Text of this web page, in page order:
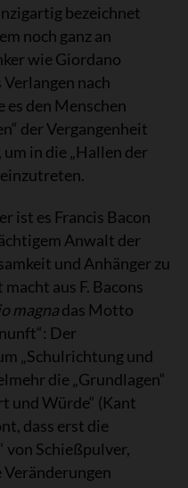
bezeichnet
noch ganz an
wie Giordano
nach
es den Menschen
der Vergangenheit
in die „Hallen der
ist es Francis Bacon
Anwalt der
und Anhänger zu
aus F. Bacons
magnadas Motto
Der
„Schulrichtung und
die „Grundlagen“
und Würde“ (Kant
dass erst die
von Schießpulver,
Veränderungen